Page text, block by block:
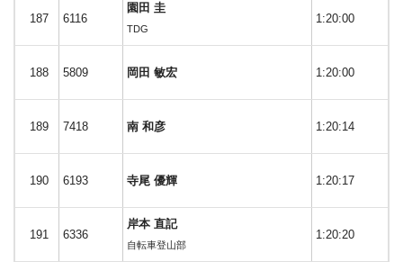
187 6116
園田 圭
TDG
1:20:00
188 5809 岡田 敏宏 1:20:00
189 7418 南 和彦 1:20:14
190 6193 寺尾 優輝 1:20:17
191 6336
岸本 直記
自転車登山部
1:20:20